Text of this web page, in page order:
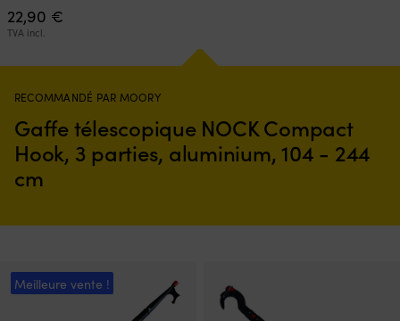
RECOMMANDÉ PAR MOORY
Gaffe télescopique NOCK Compact
Hook, 3 parties, aluminium, 104 - 244
cm
22,90 €
TVA incl.
Meilleure vente !